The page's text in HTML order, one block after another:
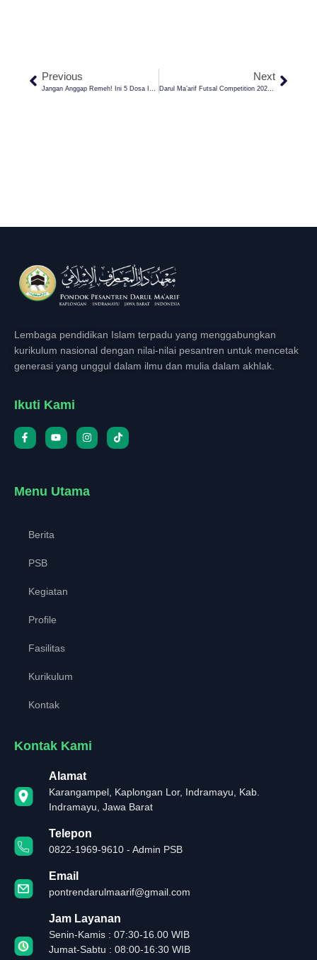
Previous Next
Darul Ma’arif Futsal Competition 2025 Resmi Dibuka! 98 Tim Siap Bertarung Di Ajang Bergengsi Ciayumajakuning
Lembaga pendidikan Islam terpadu yang menggabungkan
kurikulum nasional dengan nilai-nilai pesantren untuk mencetak
generasi yang unggul dalam ilmu dan mulia dalam akhlak.
Ikuti Kami
Menu Utama
Berita
PSB
Kegiatan
Profile
Fasilitas
Kurikulum
Kontak
Kontak Kami
Alamat
Karangampel, Kaplongan Lor, Indramayu, Kab.
Indramayu, Jawa Barat
Telepon
0822-1969-9610 - Admin PSB
Email
pontrendarulmaarif@gmail.com
Jam Layanan
Senin-Kamis : 07:30-16.00 WIB
Jumat-Sabtu : 08:00-16:30 WIB